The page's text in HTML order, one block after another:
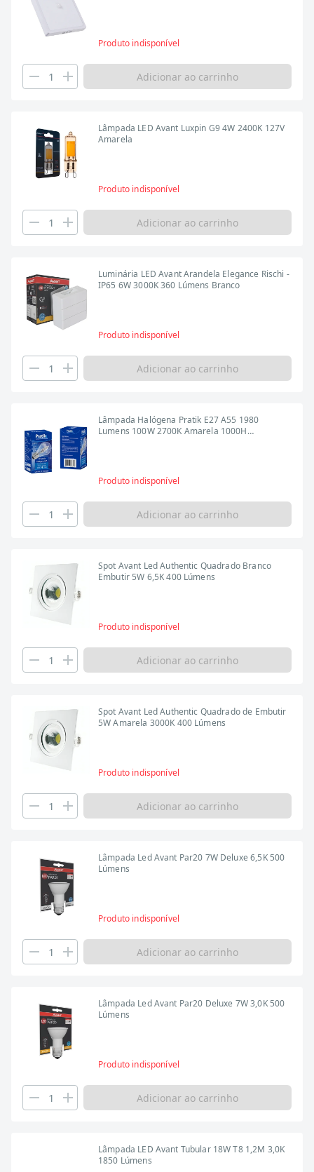
Produto indisponível
Adicionar ao carrinho
Lâmpada LED Avant Luxpin G9 4W 2400K 127V
Amarela
Produto indisponível
Adicionar ao carrinho
Luminária LED Avant Arandela Elegance Rischi -
IP65 6W 3000K 360 Lúmens Branco
Produto indisponível
Adicionar ao carrinho
Lâmpada Halógena Pratik E27 A55 1980
Lumens 100W 2700K Amarela 1000H
Produto indisponível
Adicionar ao carrinho
Spot Avant Led Authentic Quadrado Branco
Embutir 5W 6,5K 400 Lúmens
Produto indisponível
Adicionar ao carrinho
Spot Avant Led Authentic Quadrado de Embutir
5W Amarela 3000K 400 Lúmens
Produto indisponível
Adicionar ao carrinho
Lâmpada Led Avant Par20 7W Deluxe 6,5K 500
Lúmens
Produto indisponível
Adicionar ao carrinho
Lâmpada Led Avant Par20 Deluxe 7W 3,0K 500
Lúmens
Produto indisponível
Adicionar ao carrinho
Lâmpada LED Avant Tubular 18W T8 1,2M 3,0K
1850 Lúmens